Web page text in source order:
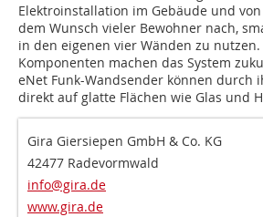
Elektroinstallation im Gebäude und
dem Wunsch vieler Bewohner nach,
in den eigenen vier Wänden zu
Komponenten machen das System
eNet Funk-Wandsender können durch
direkt auf glatte Flächen wie Glas und
Gira Giersiepen GmbH & Co. KG
42477 Radevormwald
info@gira.de
www.gira.de